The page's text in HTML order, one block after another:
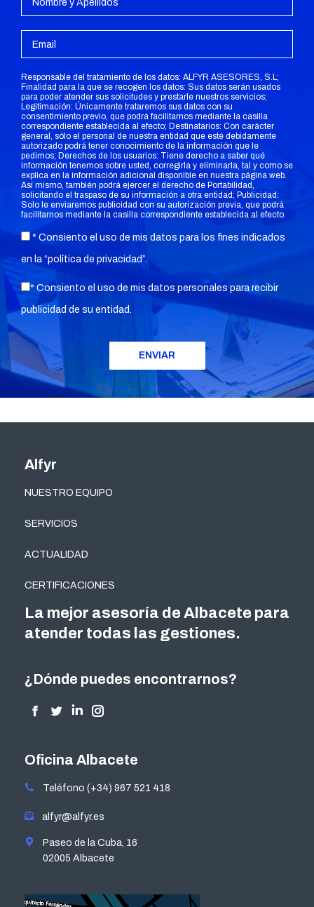
Responsable del tratamiento de los datos: ALFYR ASESORES, S.L;
Finalidad para la que se recogen los datos: Sus datos serán usados
para poder atender sus solicitudes y prestarle nuestros servicios;
Legitimación: Únicamente trataremos sus datos con su
consentimiento previo, que podrá facilitarnos mediante la casilla
correspondiente establecida al efecto; Destinatarios: Con carácter
general, sólo el personal de nuestra entidad que esté debidamente
autorizado podrá tener conocimiento de la información que le
pedimos; Derechos de los usuarios: Tiene derecho a saber qué
información tenemos sobre usted, corregirla y eliminarla, tal y como se
explica en la información adicional disponible en nuestra página web.
Así mismo, también podrá ejercer el derecho de Portabilidad,
solicitando el traspaso de su información a otra entidad; Publicidad:
Solo le enviaremos publicidad con su autorización previa, que podrá
facilitarnos mediante la casilla correspondiente establecida al efecto.
* Consiento el uso de mis datos para los fines indicados
en la “política de privacidad”.
* Consiento el uso de mis datos personales para recibir
publicidad de su entidad.
Alfyr
NUESTRO EQUIPO
SERVICIOS
ACTUALIDAD
CERTIFICACIONES
Oficina Albacete
Teléfono (+34) 967 521 418
alfyr@alfyr.es
Paseo de la Cuba, 16
02005 Albacete
¿Dónde puedes encontrarnos?
Encuéntranos en:
Facebook
opens
new
Twitter
opens
new
Linkedin
opens
new
Instagram
opens
new
La mejor asesoría de Albacete para
atender todas las gestiones.